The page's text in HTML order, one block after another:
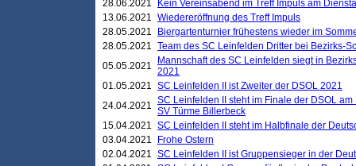
28.06.2021
Kein Vereinsabend im Treff Impuls am
13.06.2021 Wiedereröffnung des Treff Impuls
28.05.2021
Biergartenturnier frühestens wieder im
28.05.2021 Team des SC Leinfelden Dritter bei Bezirks-
05.05.2021
Mannschaft des SC Leinfelden siegt in
2021
01.05.2021 SC Leinfelden II ist Zweiter der DSOL 2021
24.04.2021 SC Leinfelden II steht im Finale der DSOL
SV Türme Billerbeck
15.04.2021 SC Leinfelden II steht im Halbfinale der
03.04.2021
Frohe Ostern
02.04.2021 SC Leinfelden II ist Gruppensieger in der